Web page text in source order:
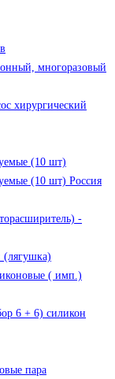
многоразовый
хирургический
(10 шт)
(10 шт) Россия
-
( имп.)
6 + 6) силикон
пара